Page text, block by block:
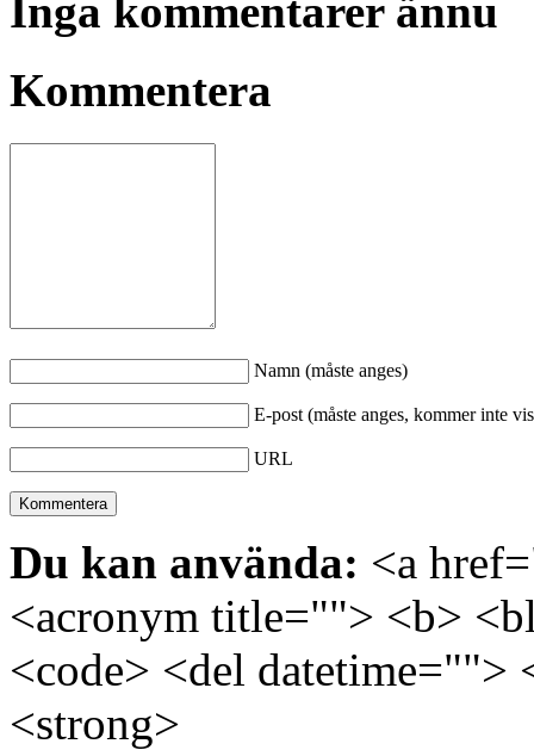
Inga kommentarer ännu
Kommentera
Namn (måste anges)
E-post (måste anges, kommer inte
URL
Du kan använda: <a
<acronym title=""> <b>
<code> <del
<strong>